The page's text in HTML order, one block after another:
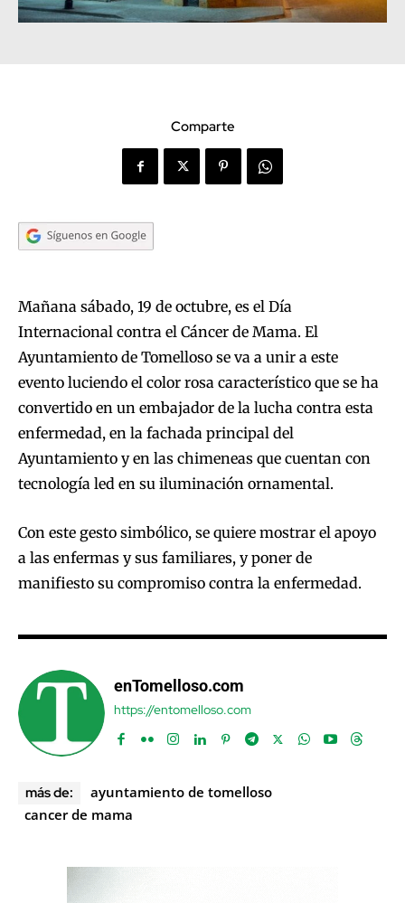
Comparte
Mañana sábado, 19 de octubre, es el Día
Internacional contra el Cáncer de Mama. El
Ayuntamiento de Tomelloso se va a unir a este
evento luciendo el color rosa característico que se ha
convertido en un embajador de la lucha contra esta
enfermedad, en la fachada principal del
Ayuntamiento y en las chimeneas que cuentan con
tecnología led en su iluminación ornamental.
Con este gesto simbólico, se quiere mostrar el apoyo
a las enfermas y sus familiares, y poner de
manifiesto su compromiso contra la enfermedad.
enTomelloso.com
https://entomelloso.com
más de:
ayuntamiento de tomelloso
cancer de mama